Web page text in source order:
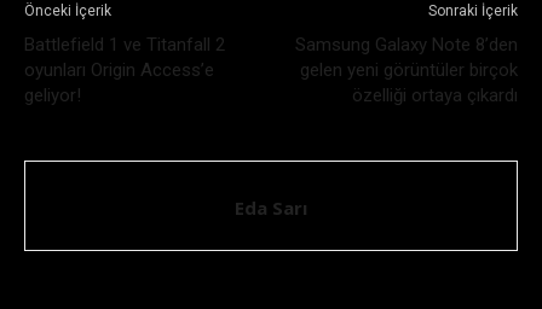
Önceki İçerik
Battlefield 1 ve Titanfall 2
oyunları Origin Access’e
geliyor!
Sonraki İçerik
Samsung Galaxy Note 8’den
gelen yeni görüntüler birçok
özelliği ortaya çıkardı
Eda Sarı